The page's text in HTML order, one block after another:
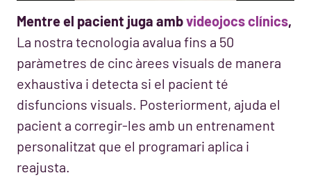
Mentre el pacient juga ambvideojocs clínics,
La nostra tecnologia avalua fins a 50
paràmetres de cinc àrees visuals de manera
exhaustiva i detecta si el pacient té
disfuncions visuals. Posteriorment, ajuda el
pacient a corregir-les amb un entrenament
personalitzat que el programari aplica i
reajusta.